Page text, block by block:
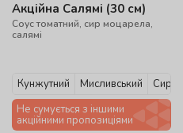
Акційна Салямі (30 см)
Соус томатний, сир моцарела,
салямі
Кунжутний Мисливський
Сирний
Не сумується з іншими
акційними пропозиціями